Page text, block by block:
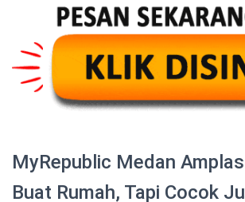
MyRepublic Medan
Buat Rumah, Tapi Cocok